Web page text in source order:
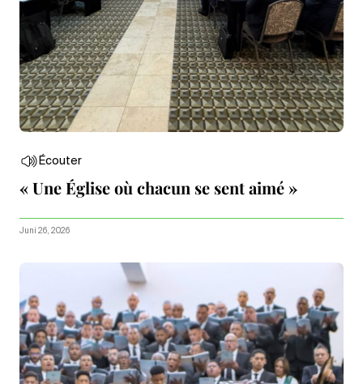
Écouter
« Une Église où chacun se sent aimé »
Juni 26, 2026